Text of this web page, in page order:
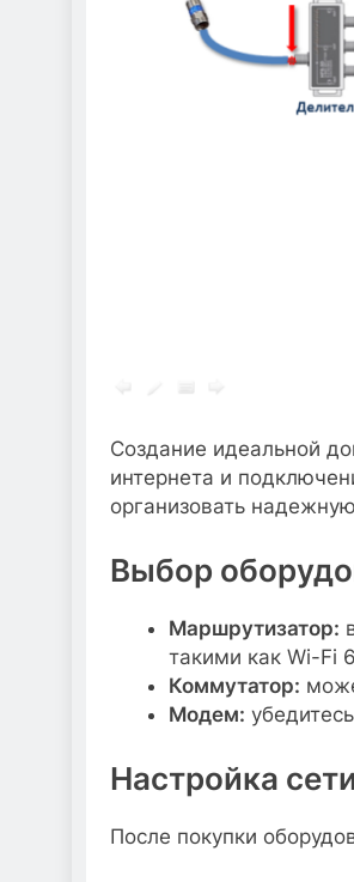
Создание идеальной
интернета и
организовать
Выбор
Маршрутизатор:
такими как Wi-Fi
Коммутатор:
Модем:
Настройка сети
После покупки